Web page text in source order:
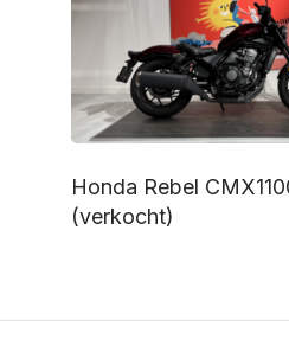
Honda Rebel
(verkocht)